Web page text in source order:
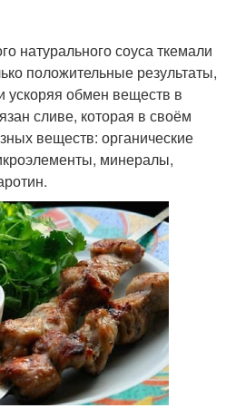
натурального соуса ткемали
положительные результаты,
обмен веществ в
сливе, которая в своём
веществ: органические
минералы,